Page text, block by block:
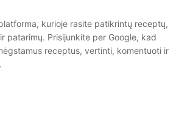
kurioje rasite patikrintų receptų,
patarimų. Prisijunkite per Google, kad
receptus, vertinti, komentuoti ir